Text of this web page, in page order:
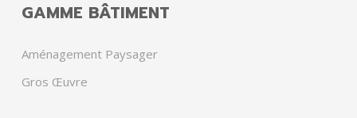
GAMME BÂTIMENT
Aménagement Paysager
Gros Œuvre